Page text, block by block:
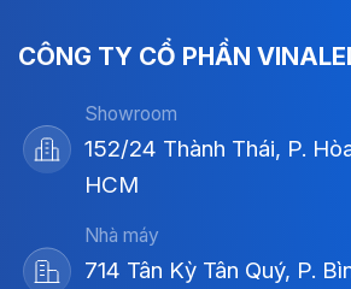
CÔNG TY CỔ PHẦN
Showroom
152/24 Thành Thái, P.
HCM
Nhà máy
714 Tân Kỳ Tân Quý, P.